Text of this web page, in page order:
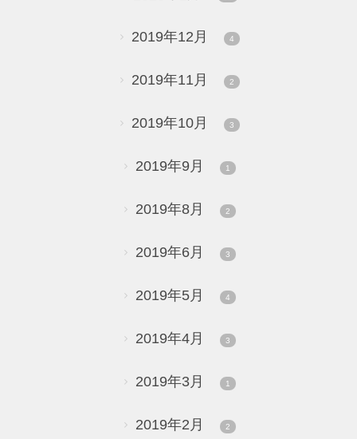
2019年12月 4
2019年11月 2
2019年10月 3
2019年9月 1
2019年8月 2
2019年6月 3
2019年5月 4
2019年4月 3
2019年3月 1
2019年2月 2